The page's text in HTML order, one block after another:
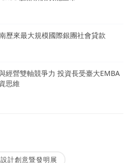
歷來最大規模國際銀團社會貸款
經營雙軸競爭力 投資長受臺大EMBA
思維
計創意暨發明展